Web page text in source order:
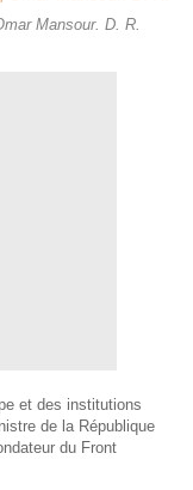
Mansour. D. R.
et des institutions
de la République
du Front